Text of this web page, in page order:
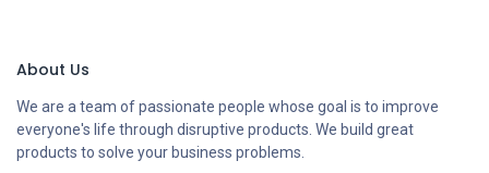
About Us
We are a team of passionate people whose goal is to improve
everyone's life through disruptive products. We build great
products to solve your business problems.